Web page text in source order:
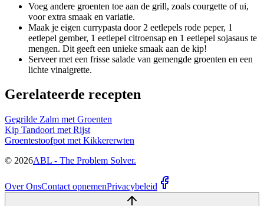
Voeg andere groenten toe aan de grill, zoals courgette of ui,
voor extra smaak en variatie.
Maak je eigen currypasta door 2 eetlepels rode peper, 1
eetlepel gember, 1 eetlepel citroensap en 1 eetlepel sojasaus te
mengen. Dit geeft een unieke smaak aan de kip!
Serveer met een frisse salade van gemengde groenten en een
lichte vinaigrette.
Gerelateerde recepten
Gegrilde Zalm met Groenten
Kip Tandoori met Rijst
Groentestoofpot met Kikkererwten
© 2026ABL - The Problem Solver.
Over OnsContact opnemenPrivacybeleid